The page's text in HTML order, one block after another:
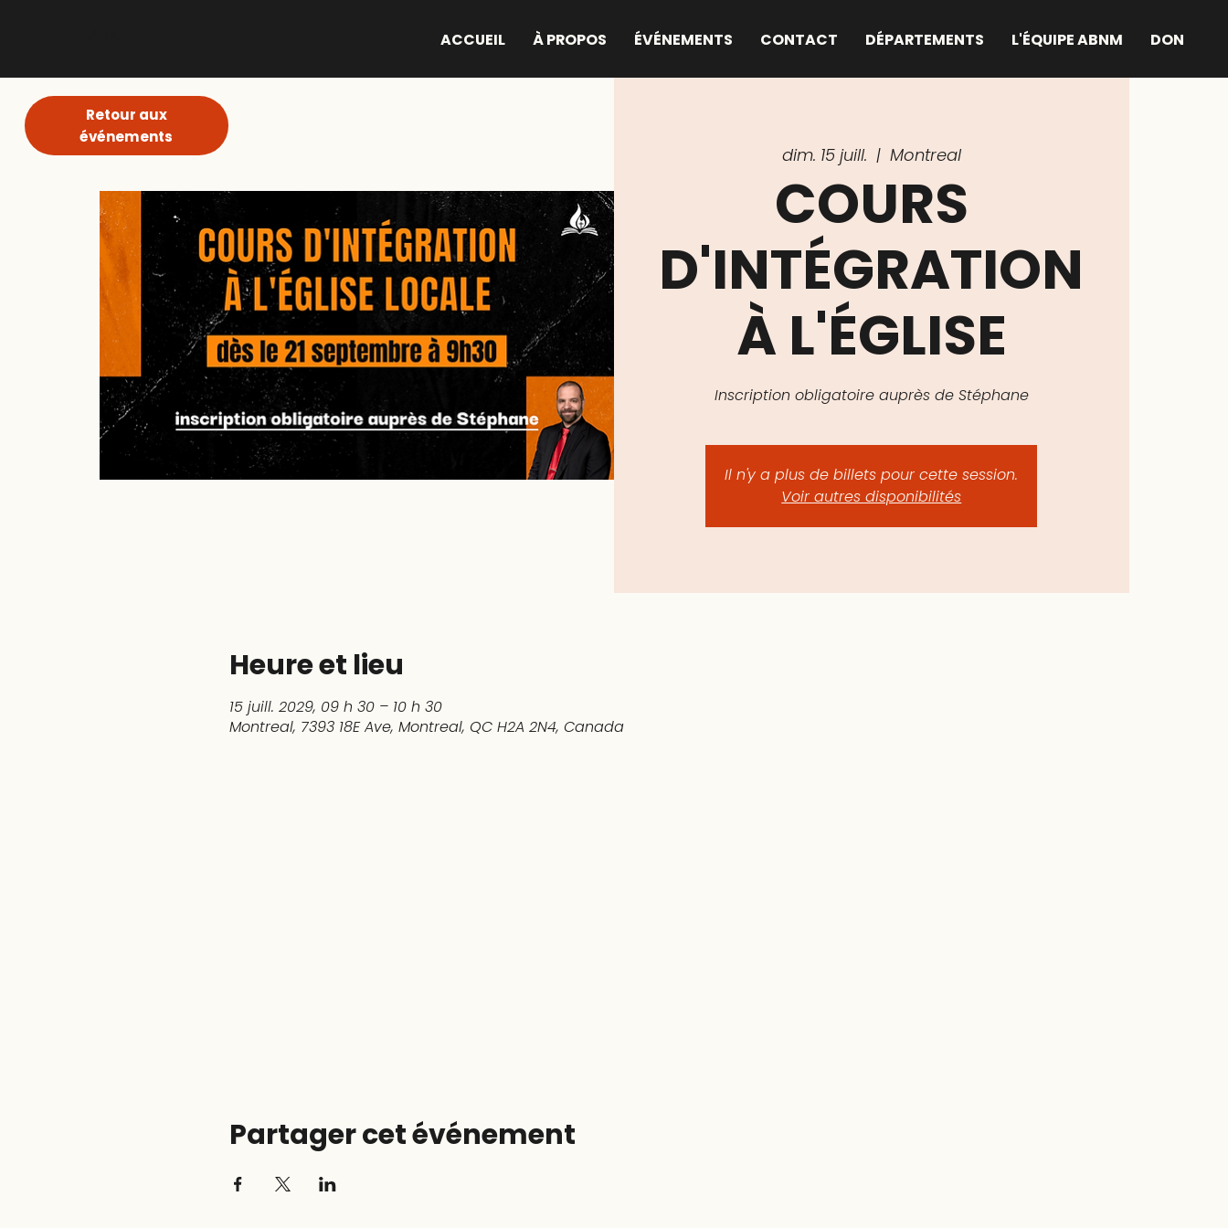
ACCUEIL À PROPOS ÉVÉNEMENTS CONTACT DÉPARTEMENTS L'ÉQUIPE ABNM DON
dim. 15 juill.
  |
Montreal
COURS
D'INTÉGRATION
À L'ÉGLISE
Inscription obligatoire auprès de Stéphane
Il n'y a plus de billets pour cette session.
Voir autres disponibilités
Heure et lieu
15 juill. 2029, 09 h 30 – 10 h 30
Montreal, 7393 18E Ave, Montreal, QC H2A 2N4, Canada
Partager cet événement
Retour aux
événements